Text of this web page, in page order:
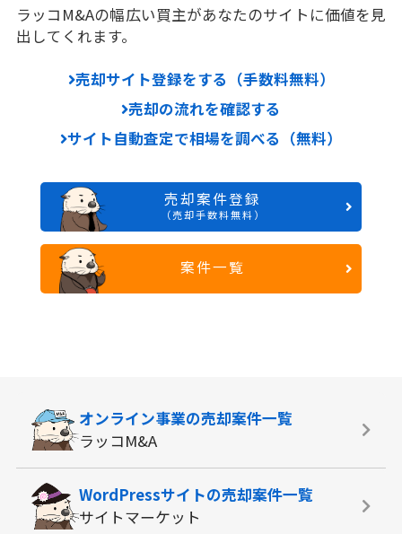
ラッコM&Aの幅広い買主があなたのサイトに価値を見
出してくれます。
売却サイト登録をする（手数料無料）
売却の流れを確認する
サイト自動査定で相場を調べる（無料）
売却案件登録
（売却手数料無料）
案件一覧
オンライン事業の売却案件一覧
ラッコM&A
WordPressサイトの売却案件一覧
サイトマーケット